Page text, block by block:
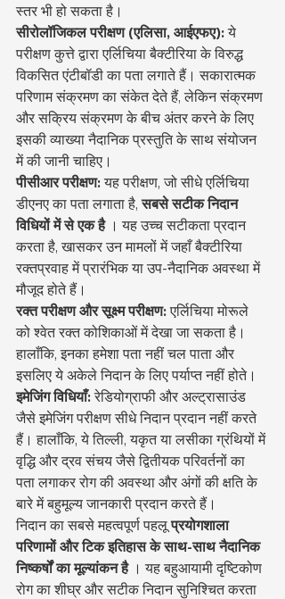
स्तर भी हो सकता है।
सीरोलॉजिकल परीक्षण (एलिसा, आईएफए): ये
परीक्षण कुत्ते द्वारा एर्लिचिया बैक्टीरिया के विरुद्ध
विकसित एंटीबॉडी का पता लगाते हैं। सकारात्मक
परिणाम संक्रमण का संकेत देते हैं, लेकिन संक्रमण
और सक्रिय संक्रमण के बीच अंतर करने के लिए
इसकी व्याख्या नैदानिक प्रस्तुति के साथ संयोजन
में की जानी चाहिए।
पीसीआर परीक्षण: यह परीक्षण, जो सीधे एर्लिचिया
डीएनए का पता लगाता है, सबसे सटीक निदान
विधियों में से एक है । यह उच्च सटीकता प्रदान
करता है, खासकर उन मामलों में जहाँ बैक्टीरिया
रक्तप्रवाह में प्रारंभिक या उप-नैदानिक अवस्था में
मौजूद होते हैं।
रक्त परीक्षण और सूक्ष्म परीक्षण: एर्लिचिया मोरूले
को श्वेत रक्त कोशिकाओं में देखा जा सकता है।
हालाँकि, इनका हमेशा पता नहीं चल पाता और
इसलिए ये अकेले निदान के लिए पर्याप्त नहीं होते।
इमेजिंग विधियाँ: रेडियोग्राफी और अल्ट्रासाउंड
जैसे इमेजिंग परीक्षण सीधे निदान प्रदान नहीं करते
हैं। हालाँकि, ये तिल्ली, यकृत या लसीका ग्रंथियों में
वृद्धि और द्रव संचय जैसे द्वितीयक परिवर्तनों का
पता लगाकर रोग की अवस्था और अंगों की क्षति के
बारे में बहुमूल्य जानकारी प्रदान करते हैं।
निदान का सबसे महत्वपूर्ण पहलू प्रयोगशाला
परिणामों और टिक इतिहास के साथ-साथ नैदानिक
निष्कर्षों का मूल्यांकन है । यह बहुआयामी दृष्टिकोण
रोग का शीघ्र और सटीक निदान सुनिश्चित करता